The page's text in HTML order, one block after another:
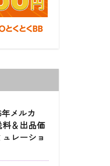
年メルカ
料＆出品価
レーショ